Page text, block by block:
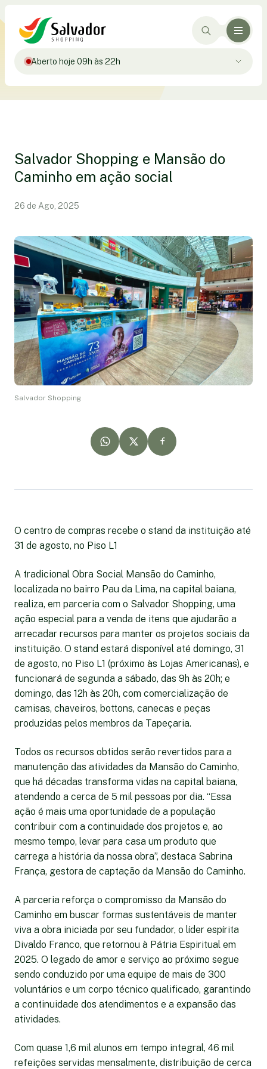
Aberto hoje 09h às 22h
Salvador Shopping e Mansão do
Caminho em ação social
26 de Ago, 2025
Salvador Shopping
O centro de compras recebe o stand da instituição até
31 de agosto, no Piso L1
A tradicional Obra Social Mansão do Caminho,
localizada no bairro Pau da Lima, na capital baiana,
realiza, em parceria com o Salvador Shopping, uma
ação especial para a venda de itens que ajudarão a
arrecadar recursos para manter os projetos sociais da
instituição. O stand estará disponível até domingo, 31
de agosto, no Piso L1 (próximo às Lojas Americanas), e
funcionará de segunda a sábado, das 9h às 20h; e
domingo, das 12h às 20h, com comercialização de
camisas, chaveiros, bottons, canecas e peças
produzidas pelos membros da Tapeçaria.
Todos os recursos obtidos serão revertidos para a
manutenção das atividades da Mansão do Caminho,
que há décadas transforma vidas na capital baiana,
atendendo a cerca de 5 mil pessoas por dia. “Essa
ação é mais uma oportunidade de a população
contribuir com a continuidade dos projetos e, ao
mesmo tempo, levar para casa um produto que
carrega a história da nossa obra”, destaca Sabrina
França, gestora de captação da Mansão do Caminho.
A parceria reforça o compromisso da Mansão do
Caminho em buscar formas sustentáveis de manter
viva a obra iniciada por seu fundador, o líder espírita
Divaldo Franco, que retornou à Pátria Espiritual em
2025. O legado de amor e serviço ao próximo segue
sendo conduzido por uma equipe de mais de 300
voluntários e um corpo técnico qualificado, garantindo
a continuidade dos atendimentos e a expansão das
atividades.
Com quase 1,6 mil alunos em tempo integral, 46 mil
refeições servidas mensalmente, distribuição de cerca